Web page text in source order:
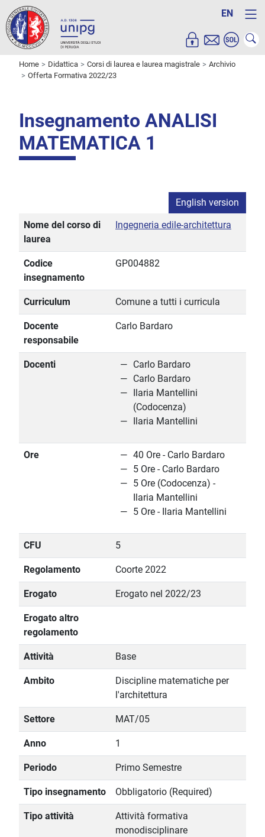
EN
Home Didattica Corsi di laurea e laurea magistrale
Archivio
Offerta Formativa 2022/23
Insegnamento ANALISI
MATEMATICA 1
English version
Nome del corso di
laurea
Ingegneria edile-architettura
Codice
insegnamento
GP004882
Curriculum Comune a tutti i curricula
Docente
responsabile
Carlo Bardaro
Docenti
Carlo Bardaro
Carlo Bardaro
Ilaria Mantellini
(Codocenza)
Ilaria Mantellini
Ore
40 Ore - Carlo Bardaro
5 Ore - Carlo Bardaro
5 Ore (Codocenza) -
Ilaria Mantellini
5 Ore - Ilaria Mantellini
CFU 5
Regolamento Coorte 2022
Erogato Erogato nel 2022/23
Erogato altro
regolamento
Attività Base
Ambito
Discipline matematiche per
l'architettura
Settore MAT/05
Anno 1
Periodo Primo Semestre
Tipo insegnamento Obbligatorio (Required)
Tipo attività
Attività formativa
monodisciplinare